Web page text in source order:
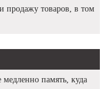
продажу товаров, в том
память, куда